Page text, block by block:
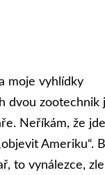
moje vyhlídky
dvou
Neříkám, že
Ameriku“.
to vynálezce,